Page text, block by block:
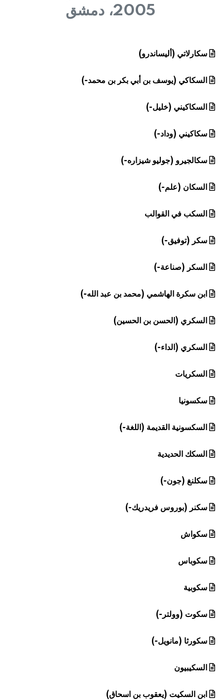
هيئة الموسوعة العربية تطلق موسوعات جديدة في عام 2026
2005، دمشق
سكارلاتي (أليساندرو)
السكاكي (يوسف بن أبي بكر بن محمد-)
السكاكيني (خليل-)
سكاكيني (وداد-)
سكالجيرو (جوليو شيزاره-)
السكان (علم-)
السكب في القوالب
سكر (توفيق-)
السكر (صناعة-)
ابن سكرة الهاشمي (محمد بن عبد الله-)
السكري (الحسن بن الحسين)
السكري (الداء-)
السكريات
سكسونيا
السكسونية القديمة (اللغة-)
السكك الحديدية
سكلنغ (جون-)
سكنر (بوروس فريدريك-)
سكواش
سكوباس
سكوبية
سكوت (وولتر-)
سكورثا (مانويل-)
السكيبيون
ابن السكيت (يعقوب بن اسحاق)